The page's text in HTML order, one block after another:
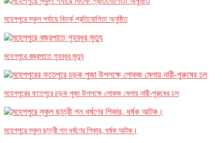
মহেশপুরে স্কুল পর্যায়ে বিতর্ক প্রতিযোগিতা অনুষ্ঠিত
মহেশপুরে বজ্রপাতে গৃহবধূর মৃত্যু
মহেশপুরের ফতেপুরে চড়ক পুজা উপলক্ষে লোকজ মেলায় নারী-পুরুষের ঢল
মহেশপুরে স্কুল ছাত্রী গন ধর্ষণের শিকার, ধর্ষক আটক।